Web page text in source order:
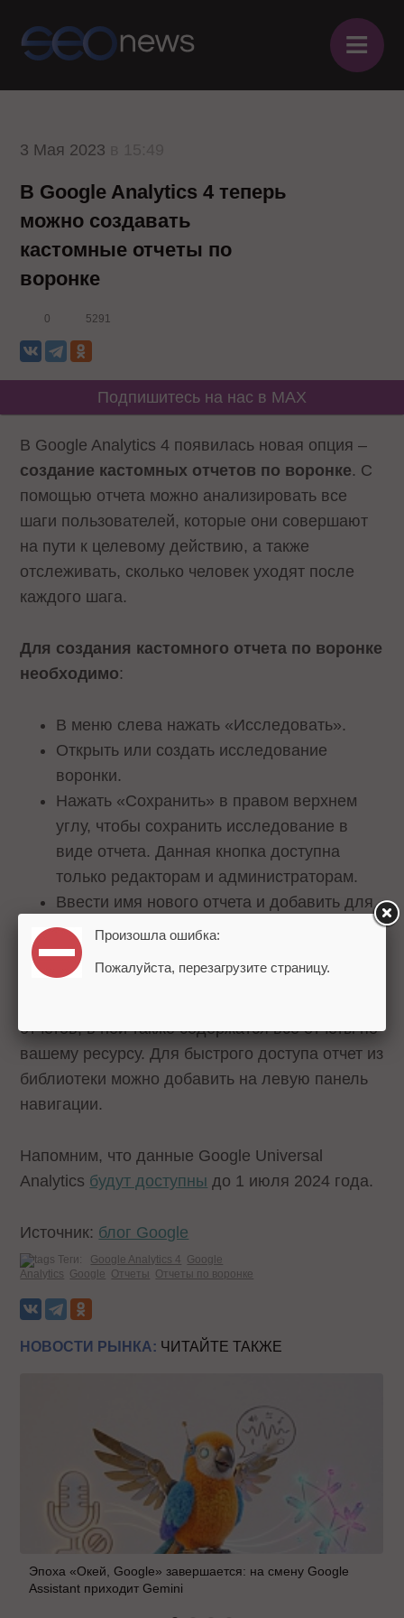
≡
3 Мая 2023
В Google Analytics 4 теперь
можно создавать
кастомные отчеты по
воронке
0 5291
Подпишитесь на нас в MAX
В Google Analytics 4 появилась новая опция –
создание кастомных отчетов по воронке. С
помощью отчета можно анализировать все
шаги пользователей, которые они совершают
на пути к целевому действию, а также
отслеживать, сколько человек уходят после
каждого шага.
Для создания кастомного отчета по воронке
необходимо:
В меню слева нажать «Исследовать».
Открыть или создать исследование
воронки.
Нажать «Сохранить» в правом верхнем
углу, чтобы сохранить исследование в
виде отчета. Данная кнопка доступна
только редакторам и администраторам.
Ввести имя нового отчета и добавить для
него описание.
Нажать «Сохранить».
отчетов, в ней также содержатся все отчеты по
вашему ресурсу. Для быстрого доступа отчет из
библиотеки можно добавить на левую панель
навигации.
Напомним, что данные Google Universal
Analytics будут доступны до 1 июля 2024 года.
Источник: блог Google
Теги: Google Analytics 4 Google
Analytics
Google Отчеты Отчеты по воронке
НОВОСТИ РЫНКА: ЧИТАЙТЕ ТАКЖЕ
Эпоха «Окей, Google» завершается: на смену Google
Assistant приходит Gemini
Произошла ошибка:
Пожалуйста, перезагрузите страницу.